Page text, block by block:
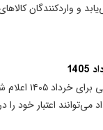
و واردکنندگان